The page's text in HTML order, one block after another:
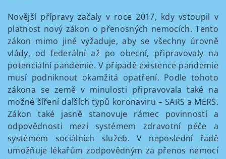
Novější přípravy začaly v roce 2017, kdy vstoupil v
platnost nový zákon o přenosných nemocích. Tento
zákon mimo jiné vyžaduje, aby se všechny úrovně
vlády, od federální až po obecní, připravovaly na
potenciální pandemie. V případě existence pandemie
musí podniknout okamžitá opatření. Podle tohoto
zákona se země v minulosti připravovala také na
možné šíření dalších typů koronaviru – SARS a MERS.
Zákon také jasně stanovuje rámec povinností a
odpovědnosti mezi systémem zdravotní péče a
systémem sociálních služeb. V neposlední řadě
umožňuje lékařům zodpovědným za přenos nemocí